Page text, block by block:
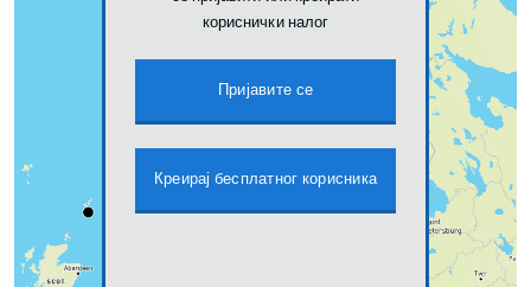
кориснички налог
Пријавите се
Креирај бесплатног корисника